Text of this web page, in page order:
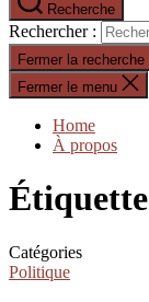
Recherche
Rechercher :
Fermer la recherche
Fermer le menu
Home
À propos
Catégories
Politique